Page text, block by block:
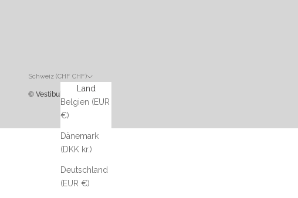
Schweiz (CHF CHF)
Land
Belgien (EUR
€)
Dänemark
(DKK kr.)
Deutschland
(EUR €)
© Vestibule